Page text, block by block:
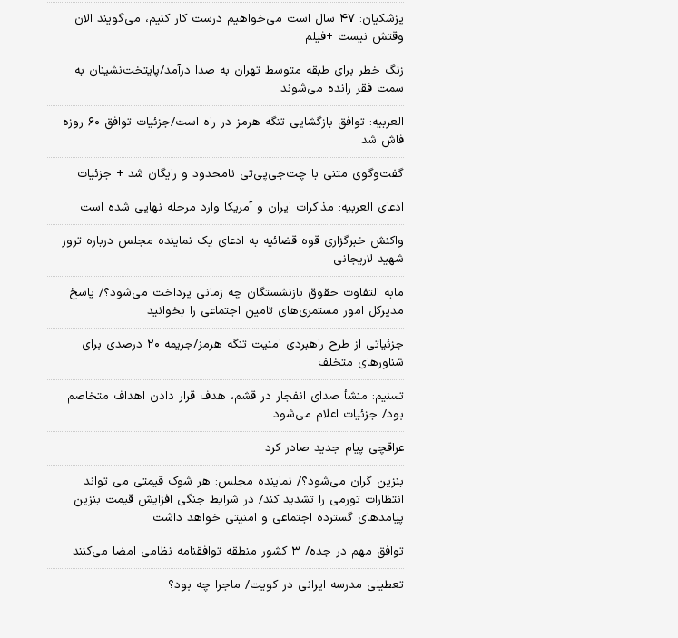
پزشکیان: ۴۷ سال است می‌خواهیم درست کار کنیم، می‌گویند الان
وقتش نیست +فیلم
زنگ خطر برای طبقه متوسط تهران به صدا درآمد/پایتخت‌نشینان به
سمت فقر رانده می‌شوند
العربیه: توافق بازگشایی تنگه هرمز در راه است/جزئیات توافق ۶۰ روزه
فاش شد
گفت‌وگوی متنی با چت‌جی‌پی‌تی نامحدود و رایگان شد + جزئیات
ادعای العربیه: مذاکرات ایران و آمریکا وارد مرحله نهایی شده است
واکنش خبرگزاری قوه قضائیه به ادعای یک نماینده مجلس درباره ترور
شهید لاریجانی
مابه التفاوت حقوق بازنشستگان چه زمانی پرداخت می‌شود؟/ پاسخ
مدیرکل امور مستمری‌های تامین اجتماعی را بخوانید
جزئیاتی از طرح راهبردی امنیت تنگه هرمز/جریمه ۲۰ درصدی برای
شناورهای متخلف
تسنیم: منشأ صدای انفجار در قشم، هدف قرار دادن اهداف متخاصم
بود/ جزئیات اعلام می‌شود
عراقچی پیام جدید صادر کرد
بنزین گران می‌شود؟/ نماینده مجلس: هر شوک قیمتی می تواند
انتظارات تورمی را تشدید کند/ در شرایط جنگی افزایش قیمت بنزین
پیامدهای گسترده اجتماعی و امنیتی خواهد داشت
توافق مهم در جده/ ۳ کشور منطقه توافقنامه نظامی امضا می‌کنند
تعطیلی مدرسه ایرانی در کویت/ ماجرا چه بود؟